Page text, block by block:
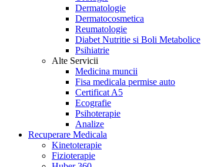
Dermatologie
Dermatocosmetica
Reumatologie
Diabet Nutritie si Boli Metabolice
Psihiatrie
Alte Servicii
Medicina muncii
Fisa medicala permise auto
Certificat A5
Ecografie
Psihoterapie
Analize
Recuperare Medicala
Kinetoterapie
Fizioterapie